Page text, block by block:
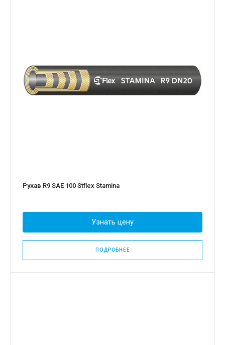
Рукав R9 SAE 100 Stflex Stamina
Узнать цену
ПОДРОБНЕЕ